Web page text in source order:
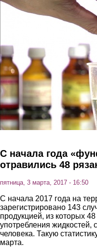
Перейти к основному
С начала года
отравились 48
пятница, 3 марта, 2017 - 16:50
С начала 2017 года на
зарегистрировано 143
продукцией, из которых
употребления жидкостей,
человека. Такую
марта.